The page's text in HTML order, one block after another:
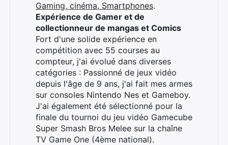
Gaming, cinéma, Smartphones.
Expérience de Gamer et de
collectionneur de mangas et Comics
Fort d'une solide expérience en
compétition avec 55 courses au
compteur, j'ai évolué dans diverses
catégories : Passionné de jeux vidéo
depuis l'âge de 9 ans, j'ai fait mes armes
sur consoles Nintendo Nes et Gameboy.
J'ai également été sélectionné pour la
finale du tournoi du jeu vidéo Gamecube
Super Smash Bros Melee sur la chaîne
TV Game One (4ème national).